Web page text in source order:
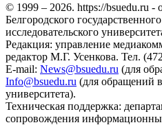
© 1999 – 2026. https://bsuedu.ru -
Белгородского
исследовательского
Редакция: управление
редактор М.Г. Усенкова. Тел.
E-mail: News@bsuedu.ru (для
Info@bsuedu.ru (для обращений
университета).
Техническая поддержка:
сопровождения